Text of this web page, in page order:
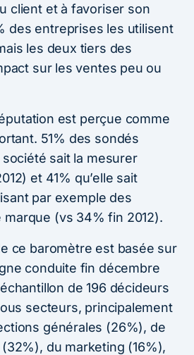
client et à favoriser son
des entreprises les utilisent
les deux tiers des
sur les ventes peu ou
est perçue comme
51% des sondés
sait la mesurer
et 41% qu’elle sait
par exemple des
marque (vs 34% fin 2012).
ce baromètre est basée sur
conduite fin décembre
de 196 décideurs
secteurs, principalement
générales (26%), de
du marketing (16%),